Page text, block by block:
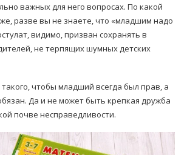
важных для него вопросах. По какой
разве вы не знаете, что «младшим надо
видимо, призван сохранять в
не терпящих шумных детских
чтобы младший всегда был прав, а
Да и не может быть крепкая дружба
почве несправедливости.